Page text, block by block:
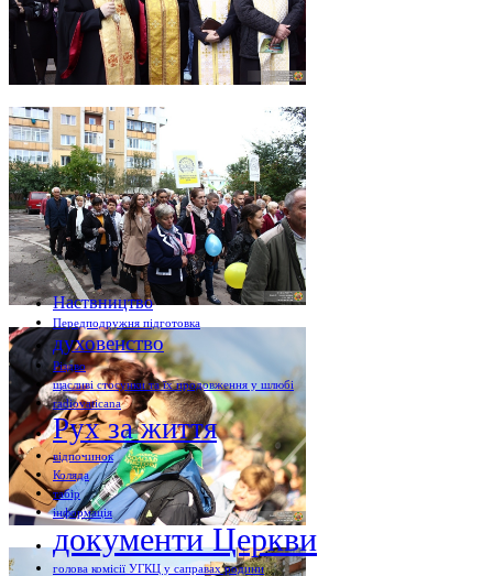
Наствництво
Передподружня підготовка
духовенство
Різдво
щасливі стосунки та їх продовження у шлюбі
radiovaticana
Рух за життя
відпочинок
Коляда
табір
інформація
документи Церкви
голова комісії УГКЦ у саправах родини